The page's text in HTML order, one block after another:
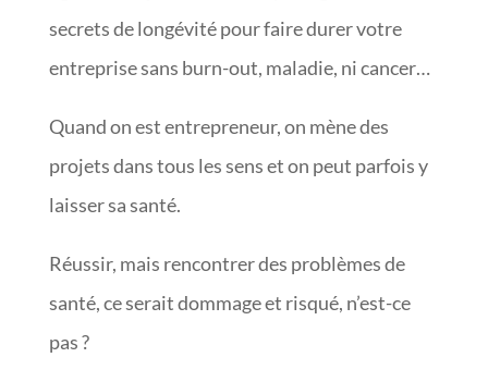
secrets de longévité pour faire durer votre
entreprise sans burn-out, maladie, ni cancer…
Quand on est entrepreneur, on mène des
projets dans tous les sens et on peut parfois y
laisser sa santé.
Réussir, mais rencontrer des problèmes de
santé, ce serait dommage et risqué, n’est-ce
pas ?